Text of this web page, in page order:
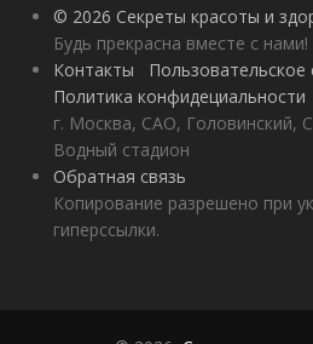
© 2026 Секреты красоты и
Будь прекрасна вместе с нами!
Контакты
Пользовательское
Политика конфидециальности
г. Москва, САО, Головинский,
Водный стадион
Обратная связь
Копирование разрешено при
гиперссылки.